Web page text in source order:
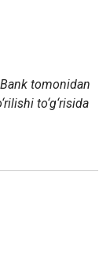
tomonidan
to‘g‘risida